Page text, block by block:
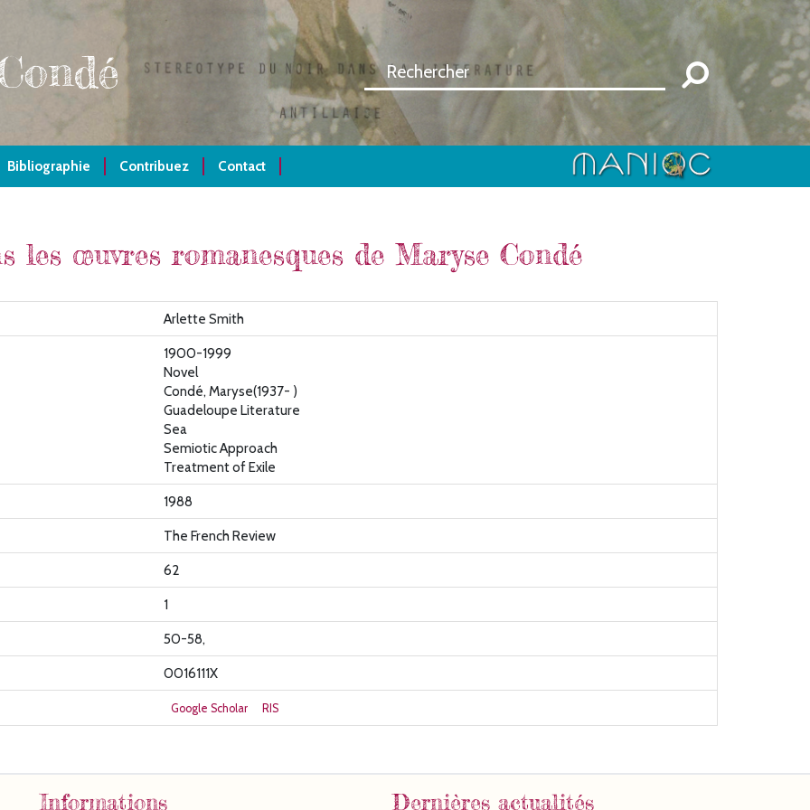
Bibliographie Contribuez Contact
les œuvres romanesques de Maryse Condé
Arlette Smith
1900-1999
Novel
Condé, Maryse(1937- )
Guadeloupe Literature
Sea
Semiotic Approach
Treatment of Exile
1988
The French Review
62
1
50-58,
0016111X
Google Scholar RIS
Informations Dernières actualités